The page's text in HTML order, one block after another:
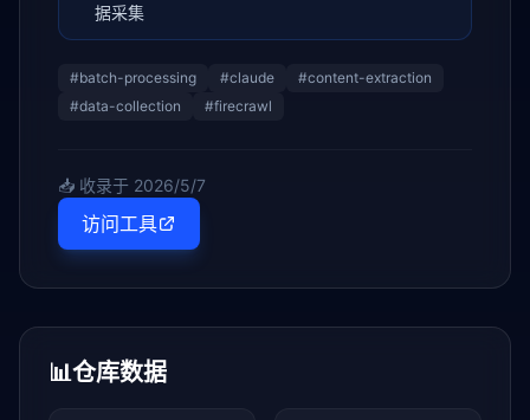
据采集
#batch-processing #claude #content-extraction
#data-collection #firecrawl
📥 收录于 2026/5/7
访问工具
📊仓库数据